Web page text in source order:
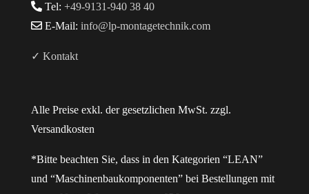
Tel: +49-9131-940 38 40
E-Mail: info@lp-montagetechnik.com
✓ Kontakt
Alle Preise exkl. der gesetzlichen MwSt. zzgl.
Versandkosten
*Bitte beachten Sie, dass in den Kategorien “LEAN”
und “Maschinenbaukomponenten” bei Bestellungen mit